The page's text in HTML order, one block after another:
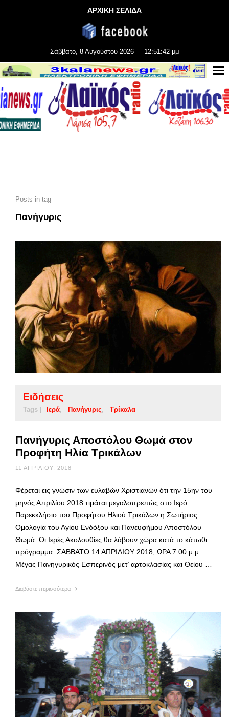
ΑΡΧΙΚΗ ΣΕΛΙΔΑ
Σάββατο, 8 Αυγούστου 2026 12:51:43 μμ
Posts in tag
Πανήγυρις
Ειδήσεις
Tags | Ιερά Πανήγυρις Τρίκαλα
Πανήγυρις Αποστόλου Θωμά στον
Προφήτη Ηλία Τρικάλων
11 ΑΠΡΙΛΊΟΥ, 2018
Φέρεται εις γνώσιν των ευλαβών Χριστιανών ότι την 15ην του
μηνός Απριλίου 2018 τιμάται μεγαλοπρεπώς στο Ιερό
Παρεκκλήσιο του Προφήτου Ηλιού Τρικάλων η Σωτήριος
Ομολογία του Αγίου Ενδόξου και Πανευφήμου Αποστόλου
Θωμά. Οι Ιερές Ακολουθίες θα λάβουν χώρα κατά το κάτωθι
πρόγραμμα: ΣΑΒΒΑΤΟ 14 ΑΠΡΙΛΙΟΥ 2018, ΩΡΑ 7:00 μ.μ:
Μέγας Πανηγυρικός Εσπερινός μετ’ αρτοκλασίας και Θείου …
Διαβάστε περισσότερα